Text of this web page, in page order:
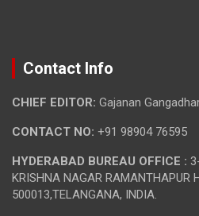
Contact Info
CHIEF EDITOR: Gajanan
CONTACT NO: +91 98904 76595
HYDERABAD BUREAU OFFICE :
KRISHNA NAGAR RAMANTHAPUR
500013,TELANGANA, INDIA.